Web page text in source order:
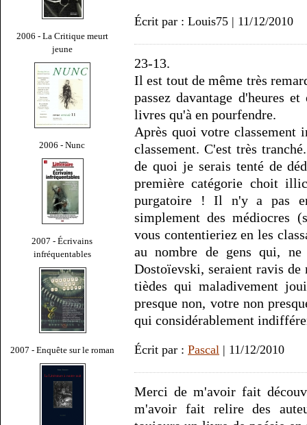
2006 - La Critique meurt
jeune
2006 - Nunc
2007 - Écrivains
infréquentables
2007 - Enquête sur le roman
Écrit par : Louis75 | 11/12/2010
23-13.
Il est tout de même très
passez davantage d'heures
livres qu'à en pourfendre.
Après quoi votre classement
classement. C'est très
de quoi je serais tenté de
première catégorie choit
purgatoire ! Il n'y a pas
simplement des médiocres
vous contentieriez en les
au nombre de gens qui,
Dostoïevski, seraient ravis
tièdes qui maladivement
presque non, votre non
qui considérablement
Écrit par : Pascal | 11/12/2010
Merci de m'avoir fait
m'avoir fait relire des